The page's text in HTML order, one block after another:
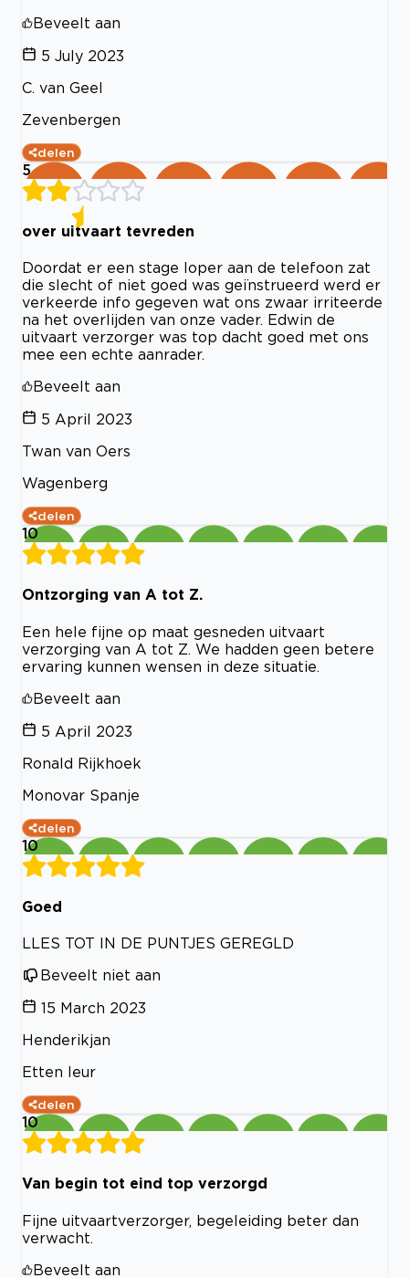
Beveelt aan
5 July 2023
C. van Geel
Zevenbergen
delen
5
over uitvaart tevreden
Doordat er een stage loper aan de telefoon zat
die slecht of niet goed was geïnstrueerd werd er
verkeerde info gegeven wat ons zwaar irriteerde
na het overlijden van onze vader. Edwin de
uitvaart verzorger was top dacht goed met ons
mee een echte aanrader.
Beveelt aan
5 April 2023
Twan van Oers
Wagenberg
delen
10
Ontzorging van A tot Z.
Een hele fijne op maat gesneden uitvaart
verzorging van A tot Z. We hadden geen betere
ervaring kunnen wensen in deze situatie.
Beveelt aan
5 April 2023
Ronald Rijkhoek
Monovar Spanje
delen
10
Goed
LLES TOT IN DE PUNTJES GEREGLD
Beveelt niet aan
15 March 2023
Henderikjan
Etten leur
delen
10
Van begin tot eind top verzorgd
Fijne uitvaartverzorger, begeleiding beter dan
verwacht.
Beveelt aan